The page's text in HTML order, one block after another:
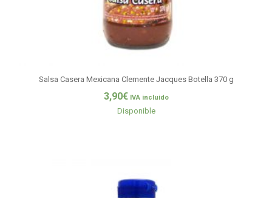
Salsa Casera Mexicana Clemente Jacques Botella 370 g
3,90€ IVA incluido
Disponible